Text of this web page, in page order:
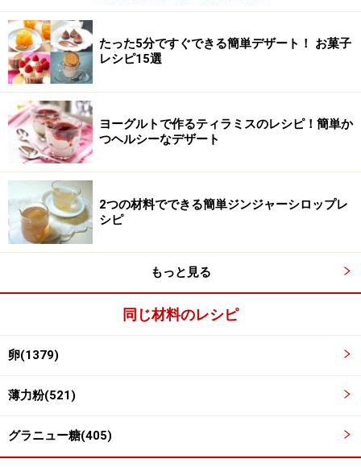
3
型に流し入れて焼く
20cmのスクエア型にわら半紙をしき、生地を流し入れ
て、カードで平らにします。
180℃に予熱しておいたオーブンで12分焼きます。
たった5分ですぐできる簡単デザート！ お菓子
レシピ15選
ヨーグルトで作るティラミスのレシピ！簡単か
つヘルシーなデザート
2つの材料でできる簡単ジンジャーシロップレ
シピ
もっと見る
同じ材料のレシピ
卵(1379)
薄力粉(521)
グラニュー糖(405)